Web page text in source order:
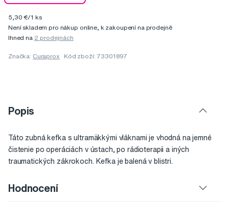
5,30 €/1 ks
Není skladem pro nákup online, k zakoupení na prodejně
Ihned na 2 prodejnách
Značka: Curaprox Kód zboží: 73301897
Popis
Táto zubná kefka s ultramäkkými vláknami je vhodná na jemné
čistenie po operáciách v ústach, po rádioterapii a iných
traumatických zákrokoch. Kefka je balená v blistri.
Hodnocení